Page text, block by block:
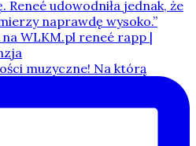
muzyczne! Na którą